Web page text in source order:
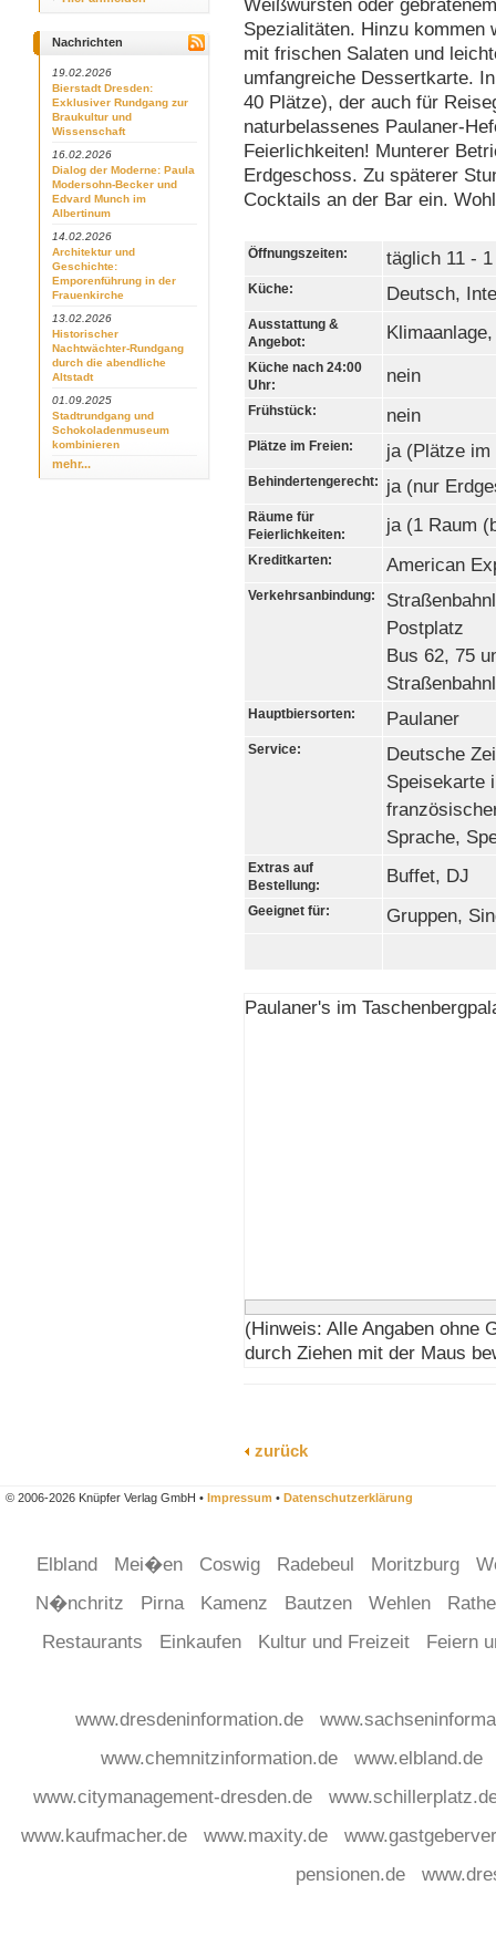
Nachrichten
19.02.2026
Bierstadt Dresden:
Exklusiver Rundgang zur
Braukultur und
Wissenschaft
16.02.2026
Dialog der Moderne: Paula
Modersohn-Becker und
Edvard Munch im
Albertinum
14.02.2026
Architektur und
Geschichte:
Emporenführung in der
Frauenkirche
13.02.2026
Historischer
Nachtwächter-Rundgang
durch die abendliche
Altstadt
01.09.2025
Stadtrundgang und
Schokoladenmuseum
kombinieren
mehr...
Weißwürsten oder
Spezialitäten. Hinzu kommen
mit frischen Salaten und
umfangreiche Dessertkarte.
40 Plätze), der auch für
naturbelassenes Paulaner-
Feierlichkeiten! Munterer
Erdgeschoss. Zu späterer
Cocktails an der Bar ein.
Öffnungszeiten: täglich 11 -
Küche: Deutsch,
Ausstattung &
Angebot:
Küche nach 24:00
Uhr:
nein
Frühstück: nein
Plätze im Freien: ja (Plätze im
Behindertengerecht: ja (nur
Räume für
Feierlichkeiten:
ja (1 Raum
Kreditkarten: American
Verkehrsanbindung:
Postplatz
Bus 62, 75
Hauptbiersorten: Paulaner
Service:
Deutsche
Speisekarte
Sprache,
Extras auf
Bestellung:
Buffet, DJ
Geeignet für: Gruppen,
Paulaner's im
(Hinweis: Alle Angaben ohne
durch Ziehen mit der Maus
zurück
© 2006-2026 Knüpfer Verlag GmbH • Impressum • Datenschutzerklärung
Elbland Mei�en Coswig Radebeul Moritzburg
N�nchritz
Pirna Kamenz Bautzen Wehlen
Restaurants
Einkaufen Kultur und Freizeit Feiern
www.dresdeninformation.de
www.chemnitzinformation.de
www.elbland.de
www.citymanagement-dresden.de
www.kaufmacher.de
www.maxity.de
pensionen.de